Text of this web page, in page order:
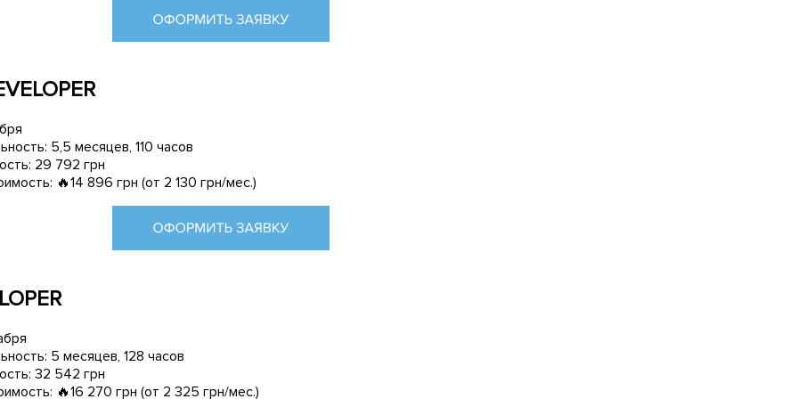
5,5 месяцев, 110 часов
29 792 грн
🔥14 896 грн (от 2 130 грн/мес.)
5 месяцев, 128 часов
32 542 грн
🔥16 270 грн (от 2 325 грн/мес.)